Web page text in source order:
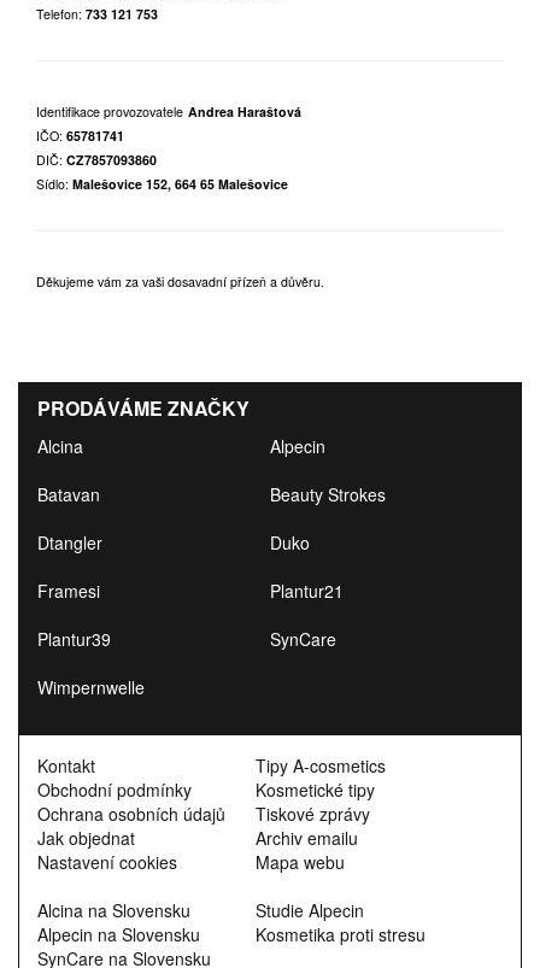
Telefon: 733 121 753
Identifikace provozovatele Andrea Haraštová
IČO: 65781741
DIČ: CZ7857093860
Sídlo: Malešovice 152, 664 65 Malešovice
Děkujeme vám za vaši dosavadní přízeň a důvěru.
PRODÁVÁME ZNAČKY
Alcina
Alpecin
Batavan
Beauty Strokes
Dtangler
Duko
Framesi
Plantur21
Plantur39
SynCare
Wimpernwelle
Kontakt
Obchodní podmínky
Ochrana osobních údajů
Jak objednat
Nastavení cookies
Alcina na Slovensku
Alpecin na Slovensku
SynCare na Slovensku
Tipy A-cosmetics
Kosmetické tipy
Tiskové zprávy
Archiv emailu
Mapa webu
Studie Alpecin
Kosmetika proti stresu